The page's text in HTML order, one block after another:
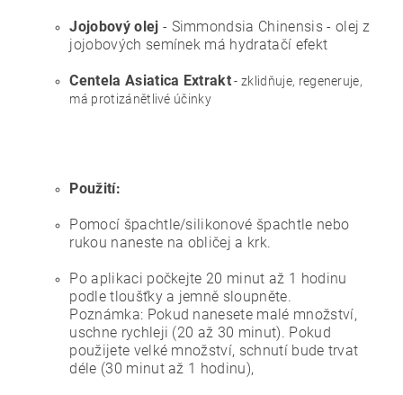
Jojobový olej - Simmondsia Chinensis - olej z
jojobových semínek má hydratačí efekt
Centela Asiatica Extrakt- zklidňuje, regeneruje,
má protizánětlivé účinky
Použití:
Pomocí špachtle/silikonové špachtle nebo
rukou naneste na obličej a krk.
Po aplikaci počkejte 20 minut až 1 hodinu
podle tloušťky a jemně sloupněte.
Poznámka: Pokud nanesete malé množství,
uschne rychleji (20 až 30 minut). Pokud
použijete velké množství, schnutí bude trvat
déle (30 minut až 1 hodinu),